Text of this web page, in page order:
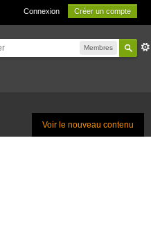
Connexion Créer un compte
Membres
Voir le nouveau contenu